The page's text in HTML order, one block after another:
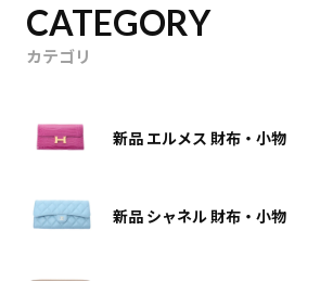
CATEGORY
カテゴリ
新品 エルメス 財布・小物
新品 シャネル 財布・小物